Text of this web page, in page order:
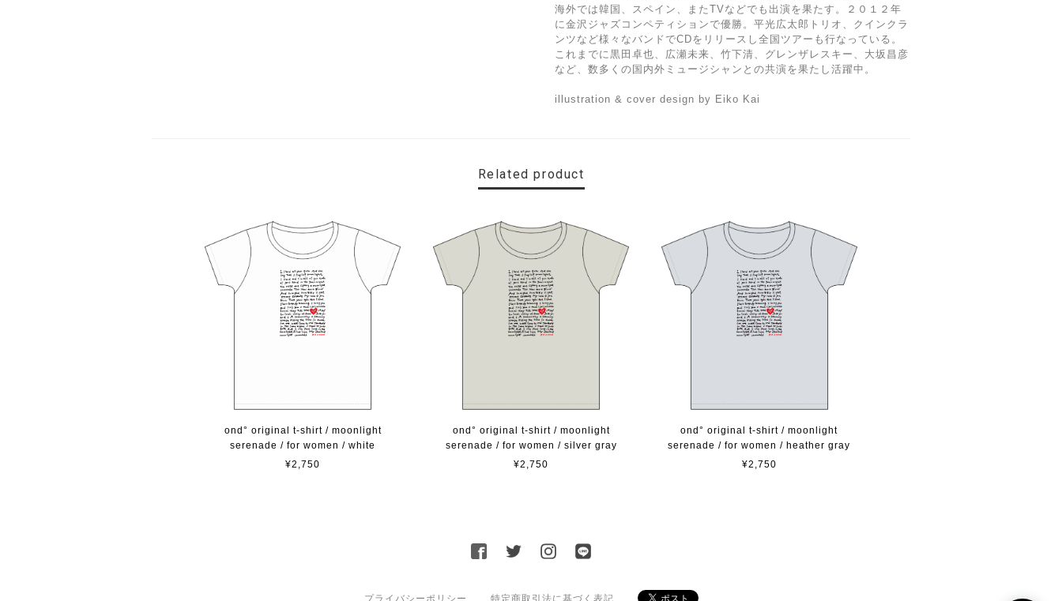
海外では韓国、スペイン、またTVなどでも出演を果たす。２０１２年
に金沢ジャズコンペティションで優勝。平光広太郎トリオ、クインクラ
ンツなど様々なバンドでCDをリリースし全国ツアーも行なっている。
これまでに黒田卓也、広瀬未来、竹下清、グレンザレスキー、大坂昌彦
など、数多くの国内外ミュージシャンとの共演を果たし活躍中。
illustration & cover design by Eiko Kai
Related product
ond° original t-shirt / moonlight
serenade / for women / white
¥2,750
ond° original t-shirt / moonlight
serenade / for women / silver gray
¥2,750
ond° original t-shirt / moonlight
serenade / for women / heather gray
¥2,750
プライバシーポリシー 特定商取引法に基づく表記